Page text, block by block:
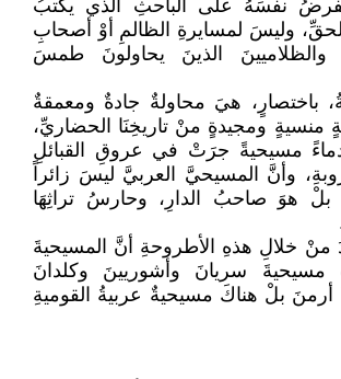
نفسَهُ على الباحثِ الذي يكتبُ
وليسَ لمسايرةِ الظالمِ أوْ أصحابِ
والظلاميينَ الذينَ يحاولونَ طمسَ
باختصارٍ، هيَ محاولةٌ جادةٌ ومعمقةٌ
منسيةٍ ومجيدةٍ منْ تاريخِنَا الحضاريِّ،
مسيحيةً جرَتْ في عروقِ القبائلِ
وأنَّ المسيحيَّ العربيَّ ليسَ زائراً
هوَ صاحبُ الدارِ، وحارسُ تراثِهَا
منْ خلالِ هذهِ الأطروحةِ أنَّ المسيحيةَ
مسيحيةَ سريانَ وأشوريينَ وكلدانَ
أرمنَ بلْ هناكَ مسيحيةٌ عربيةُ القوميةِ